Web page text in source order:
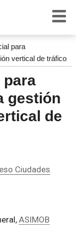
para
vertical de tráfico
para
gestión
de
Ciudades
ASIMOB